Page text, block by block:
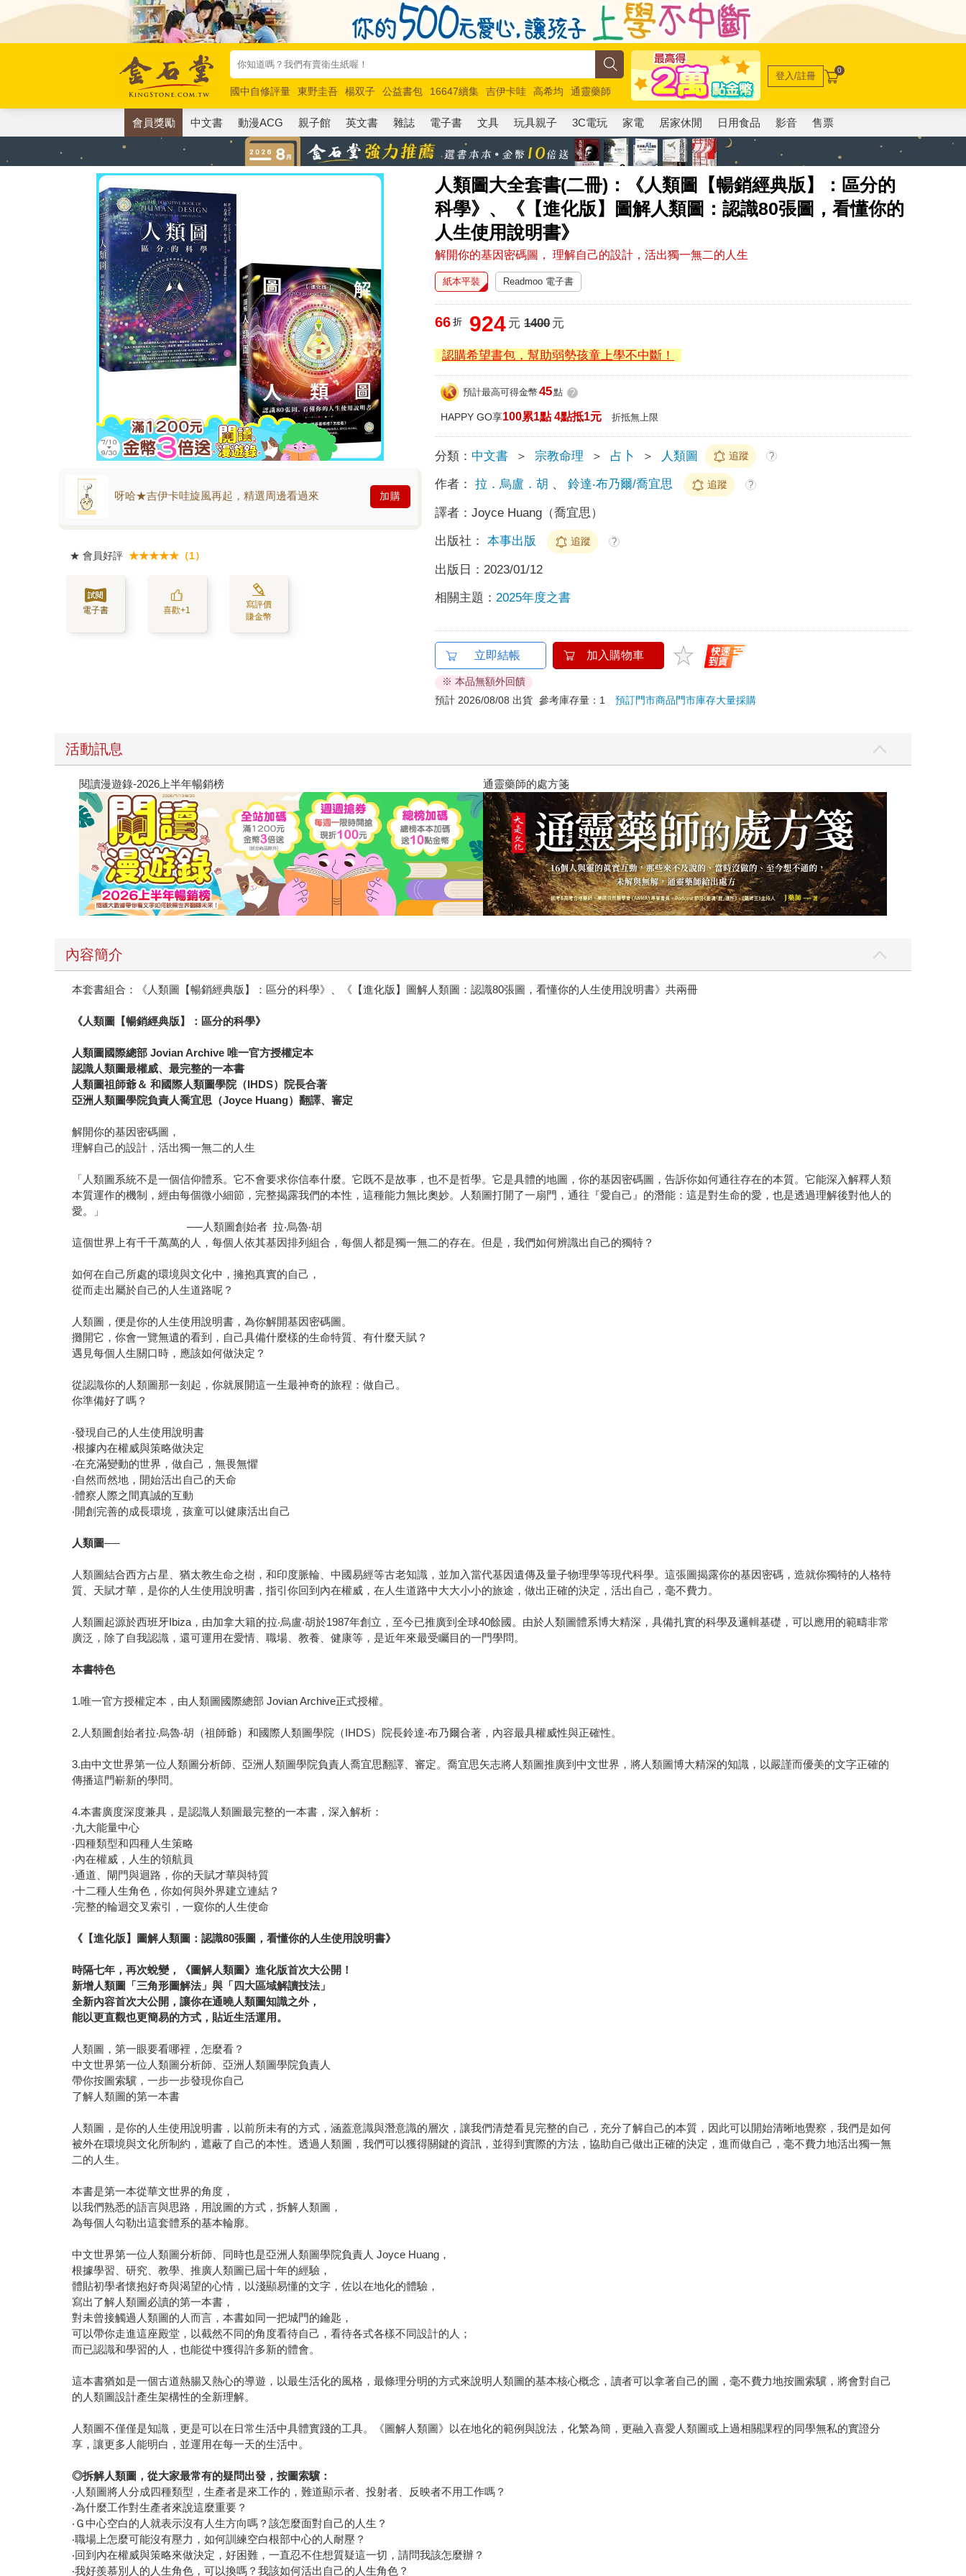
國中自修評量 東野圭吾 楊双子 公益書包 16647續集 吉伊卡哇 高希均
通靈藥師
唯紅花綻放
奧德賽 路邊攤新作 馬斯克 玩具總動員5 超慢跑
登入/註冊 0
會員獎勵 中文書 動漫ACG 親子館 英文書 雜誌 電子書 文具 玩具親子 3C電玩 家電 居家休閒 日用食品 影音 售票
人類圖大全套書(二冊)：《人類圖【暢銷經典版】：區分的
科學》、《【進化版】圖解人類圖：認識80張圖，看懂你的
人生使用說明書》
解開你的基因密碼圖， 理解自己的設計，活出獨一無二的人生
呀哈★吉伊卡哇旋風再起，精選周邊看過來 加購
★ 會員好評 ★★★★★（1）
電子書 喜歡+1
寫評價
賺金幣
紙本平裝 Readmoo 電子書
66 折 924 元 1400元
認購希望書包，幫助弱勢孩童上學不中斷！
預計最高可得金幣 45點 ?
HAPPY GO享100累1點 4點抵1元 折抵無上限
分類： 中文書 ＞ 宗教命理 ＞ 占卜 ＞ 人類圖 追蹤 ?
作者： 拉．烏盧．胡 、鈴達‧布乃爾/喬宜思 追蹤 ?
譯者：Joyce Huang（喬宜思）
出版社： 本事出版 追蹤 ?
出版日： 2023/01/12
相關主題： 2025年度之書
立即結帳 加入購物車
※ 本品無額外回饋
預計 2026/08/08 出貨 參考庫存量：1預訂門市商品門市庫存大量採購
活動訊息
閱讀漫遊錄-2026上半年暢銷榜 通靈藥師的處方箋
內容簡介
本套書組合：《人類圖【暢銷經典版】：區分的科學》、《【進化版】圖解人類圖：認識80張圖，看懂你的人生使用說明書》共兩冊
《人類圖【暢銷經典版】：區分的科學》
人類圖國際總部 Jovian Archive 唯一官方授權定本
認識人類圖最權威、最完整的一本書
人類圖祖師爺＆ 和國際人類圖學院（IHDS）院長合著
亞洲人類圖學院負責人喬宜思（Joyce Huang）翻譯、審定
解開你的基因密碼圖，
理解自己的設計，活出獨一無二的人生
「人類圖系統不是一個信仰體系。它不會要求你信奉什麼。它既不是故事，也不是哲學。它是具體的地圖，你的基因密碼圖，告訴你如何通往存在的本質。它能深入解釋人類
本質運作的機制，經由每個微小細節，完整揭露我們的本性，這種能力無比奧妙。人類圖打開了一扇門，通往『愛自己』的潛能：這是對生命的愛，也是透過理解後對他人的
愛。」
──人類圖創始者 拉‧烏魯‧胡
這個世界上有千千萬萬的人，每個人依其基因排列組合，每個人都是獨一無二的存在。但是，我們如何辨識出自己的獨特？
如何在自己所處的環境與文化中，擁抱真實的自己，
從而走出屬於自己的人生道路呢？
人類圖，便是你的人生使用說明書，為你解開基因密碼圖。
攤開它，你會一覽無遺的看到，自己具備什麼樣的生命特質、有什麼天賦？
遇見每個人生關口時，應該如何做決定？
從認識你的人類圖那一刻起，你就展開這一生最神奇的旅程：做自己。
你準備好了嗎？
‧發現自己的人生使用說明書
‧根據內在權威與策略做決定
‧在充滿變動的世界，做自己，無畏無懼
‧自然而然地，開始活出自己的天命
‧體察人際之間真誠的互動
‧開創完善的成長環境，孩童可以健康活出自己
人類圖──
人類圖結合西方占星、猶太教生命之樹，和印度脈輪、中國易經等古老知識，並加入當代基因遺傳及量子物理學等現代科學。這張圖揭露你的基因密碼，造就你獨特的人格特
質、天賦才華，是你的人生使用說明書，指引你回到內在權威，在人生道路中大大小小的旅途，做出正確的決定，活出自己，毫不費力。
人類圖起源於西班牙Ibiza，由加拿大籍的拉‧烏盧‧胡於1987年創立，至今已推廣到全球40餘國。由於人類圖體系博大精深，具備扎實的科學及邏輯基礎，可以應用的範疇非常
廣泛，除了自我認識，還可運用在愛情、職場、教養、健康等，是近年來最受矚目的一門學問。
本書特色
1.唯一官方授權定本，由人類圖國際總部 Jovian Archive正式授權。
2.人類圖創始者拉‧烏魯‧胡（祖師爺）和國際人類圖學院（IHDS）院長鈴達‧布乃爾合著，內容最具權威性與正確性。
3.由中文世界第一位人類圖分析師、亞洲人類圖學院負責人喬宜思翻譯、審定。喬宜思矢志將人類圖推廣到中文世界，將人類圖博大精深的知識，以嚴謹而優美的文字正確的
傳播這門嶄新的學問。
4.本書廣度深度兼具，是認識人類圖最完整的一本書，深入解析：
‧九大能量中心
‧四種類型和四種人生策略
‧內在權威，人生的領航員
‧通道、閘門與迴路，你的天賦才華與特質
‧十二種人生角色，你如何與外界建立連結？
‧完整的輪迴交叉索引，一窺你的人生使命
《【進化版】圖解人類圖：認識80張圖，看懂你的人生使用說明書》
時隔七年，再次蛻變，《圖解人類圖》進化版首次大公開！
新增人類圖「三角形圖解法」與「四大區域解讀技法」
全新內容首次大公開，讓你在通曉人類圖知識之外，
能以更直觀也更簡易的方式，貼近生活運用。
人類圖，第一眼要看哪裡，怎麼看？
中文世界第一位人類圖分析師、亞洲人類圖學院負責人
帶你按圖索驥，一步一步發現你自己
了解人類圖的第一本書
人類圖，是你的人生使用說明書，以前所未有的方式，涵蓋意識與潛意識的層次，讓我們清楚看見完整的自己，充分了解自己的本質，因此可以開始清晰地覺察，我們是如何
被外在環境與文化所制約，遮蔽了自己的本性。透過人類圖，我們可以獲得關鍵的資訊，並得到實際的方法，協助自己做出正確的決定，進而做自己，毫不費力地活出獨一無
二的人生。
本書是第一本從華文世界的角度，
以我們熟悉的語言與思路，用說圖的方式，拆解人類圖，
為每個人勾勒出這套體系的基本輪廓。
中文世界第一位人類圖分析師、同時也是亞洲人類圖學院負責人 Joyce Huang，
根據學習、研究、教學、推廣人類圖已屆十年的經驗，
體貼初學者懷抱好奇與渴望的心情，以淺顯易懂的文字，佐以在地化的體驗，
寫出了解人類圖必讀的第一本書，
對未曾接觸過人類圖的人而言，本書如同一把城門的鑰匙，
可以帶你走進這座殿堂，以截然不同的角度看待自己，看待各式各樣不同設計的人；
而已認識和學習的人，也能從中獲得許多新的體會。
這本書猶如是一個古道熱腸又熱心的導遊，以最生活化的風格，最條理分明的方式來說明人類圖的基本核心概念，讀者可以拿著自己的圖，毫不費力地按圖索驥，將會對自己
的人類圖設計產生架構性的全新理解。
人類圖不僅僅是知識，更是可以在日常生活中具體實踐的工具。《圖解人類圖》以在地化的範例與說法，化繁為簡，更融入喜愛人類圖或上過相關課程的同學無私的實證分
享，讓更多人能明白，並運用在每一天的生活中。
◎拆解人類圖，從大家最常有的疑問出發，按圖索驥：
‧人類圖將人分成四種類型，生產者是來工作的，難道顯示者、投射者、反映者不用工作嗎？
‧為什麼工作對生產者來說這麼重要？
‧Ｇ中心空白的人就表示沒有人生方向嗎？該怎麼面對自己的人生？
‧職場上怎麼可能沒有壓力，如何訓練空白根部中心的人耐壓？
‧回到內在權威與策略來做決定，好困難，一直忍不住想質疑這一切，請問我該怎麼辦？
‧我好羨慕別人的人生角色，可以換嗎？我該如何活出自己的人生角色？